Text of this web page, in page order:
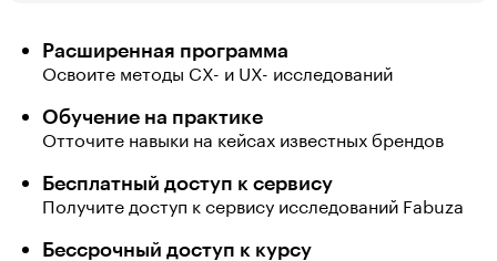
Расширенная программа
Освоите методы CX- и UX- исследований
Обучение на практике
Отточите навыки на кейсах известных брендов
Бесплатный доступ к сервису
Получите доступ к сервису исследований Fabuza
Бессрочный доступ к курсу